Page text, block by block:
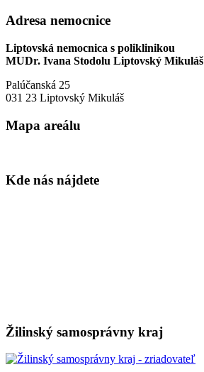
Adresa nemocnice
Liptovská nemocnica s poliklinikou
MUDr. Ivana Stodolu Liptovský Mikuláš
Palúčanská 25
031 23 Liptovský Mikuláš
Mapa areálu
Kde nás nájdete
Žilinský samosprávny kraj